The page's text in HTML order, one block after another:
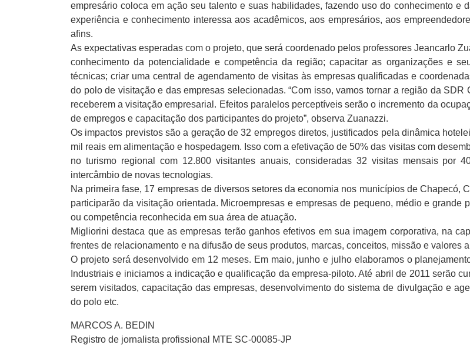
empresário coloca em ação seu talento e suas habilidades, fazendo uso do conhecimento e
experiência e conhecimento interessa aos acadêmicos, aos empresários, aos
afins.
As expectativas esperadas com o projeto, que será coordenado pelos professores Jeancarlo
conhecimento da potencialidade e competência da região; capacitar as organizações e
técnicas; criar uma central de agendamento de visitas às empresas qualificadas e
do polo de visitação e das empresas selecionadas. “Com isso, vamos tornar a região da
receberem a visitação empresarial. Efeitos paralelos perceptíveis serão o incremento da
de empregos e capacitação dos participantes do projeto”, observa Zuanazzi.
Os impactos previstos são a geração de 32 empregos diretos, justificados pela dinâmica
mil reais em alimentação e hospedagem. Isso com a efetivação de 50% das visitas com
no turismo regional com 12.800 visitantes anuais, consideradas 32 visitas mensais por
intercâmbio de novas tecnologias.
Na primeira fase, 17 empresas de diversos setores da economia nos municípios de Chapecó,
participarão da visitação orientada. Microempresas e empresas de pequeno, médio e grande
ou competência reconhecida em sua área de atuação.
Migliorini destaca que as empresas terão ganhos efetivos em sua imagem corporativa, na
frentes de relacionamento e na difusão de seus produtos, marcas, conceitos, missão e valores
O projeto será desenvolvido em 12 meses. Em maio, junho e julho elaboramos o
Industriais e iniciamos a indicação e qualificação da empresa-piloto. Até abril de 2011 serão
serem visitados, capacitação das empresas, desenvolvimento do sistema de divulgação e
do polo etc.
MARCOS A. BEDIN
Registro de jornalista profissional MTE SC-00085-JP